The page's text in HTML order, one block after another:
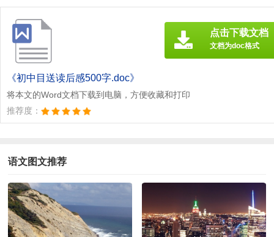
《初中目送读后感500字.doc》
将本文的Word文档下载到电脑，方便收藏和打印
推荐度：
点击下载文档
文档为doc格式
语文图文推荐